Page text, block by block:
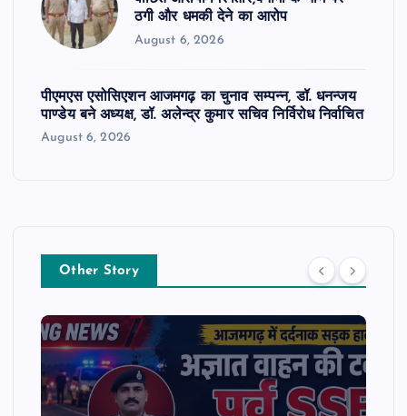
ठगी और धमकी देने का आरोप
August 6, 2026
पीएमएस एसोसिएशन आजमगढ़ का चुनाव सम्पन्न, डॉ. धनन्जय
पाण्डेय बने अध्यक्ष, डॉ. अलेन्द्र कुमार सचिव निर्विरोध निर्वाचित
August 6, 2026
Other Story